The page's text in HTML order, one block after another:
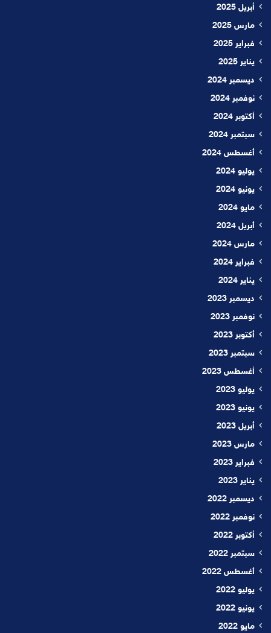
أبريل 2025
مارس 2025
فبراير 2025
يناير 2025
ديسمبر 2024
نوفمبر 2024
أكتوبر 2024
سبتمبر 2024
أغسطس 2024
يوليو 2024
يونيو 2024
مايو 2024
أبريل 2024
مارس 2024
فبراير 2024
يناير 2024
ديسمبر 2023
نوفمبر 2023
أكتوبر 2023
سبتمبر 2023
أغسطس 2023
يوليو 2023
يونيو 2023
أبريل 2023
مارس 2023
فبراير 2023
يناير 2023
ديسمبر 2022
نوفمبر 2022
أكتوبر 2022
سبتمبر 2022
أغسطس 2022
يوليو 2022
يونيو 2022
مايو 2022